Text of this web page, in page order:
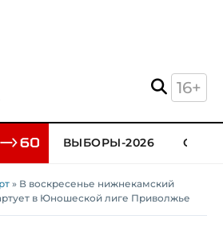
16+
ВЫБОРЫ-2026
» В воскресенье нижнекамский
в Юношеской лиге Приволжье